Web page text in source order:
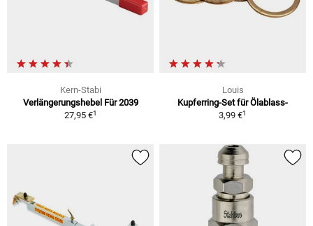
Kern-Stabi
Verlängerungshebel Für 2039
27,95 €1
Louis
Kupferring-Set für Ölablass-
3,99 €1